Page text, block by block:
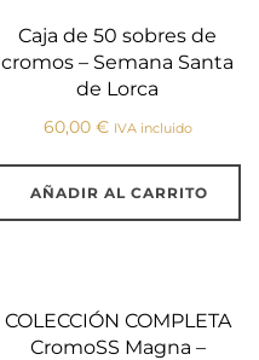
Caja de 50 sobres de
cromos – Semana Santa
de Lorca
60,00 € IVA incluido
AÑADIR AL CARRITO
COLECCIÓN COMPLETA
CromoSS Magna –